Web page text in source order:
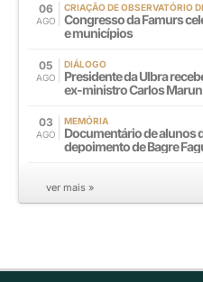
06
AGO
CRIAÇÃO DE OBSERVATÓRIO
Congresso da Famurs
e municípios
05
AGO
DIÁLOGO
Presidente da Ulbra
ex-ministro Carlos Marun
03
AGO
MEMÓRIA
Documentário de alunos
depoimento de Bagre
ver mais »